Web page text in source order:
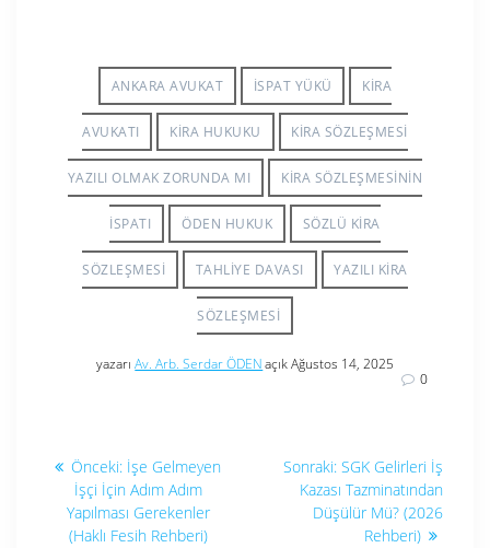
ANKARA AVUKAT İSPAT YÜKÜ KIRA
AVUKATI KIRA HUKUKU KIRA SÖZLEŞMESI
YAZILI OLMAK ZORUNDA MI KIRA SÖZLEŞMESININ
İSPATI ÖDEN HUKUK SÖZLÜ KIRA
SÖZLEŞMESI TAHLIYE DAVASI YAZILI KIRA
SÖZLEŞMESI
yazarıAv. Arb. Serdar ÖDENaçık Ağustos 14, 2025
0
Yazı
gezinmesi
Önceki: Önceki
yazı:
İşe Gelmeyen
İşçi İçin Adım Adım
Yapılması Gerekenler
(Haklı Fesih Rehberi)
Sonraki: Sonraki
yazı:
SGK Gelirleri İş
Kazası Tazminatından
Düşülür Mü? (2026
Rehberi)